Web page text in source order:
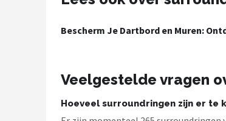
Bescherm Je Dartbord en Muren:
Veelgestelde vragen
Hoeveel surroundringen zijn er te